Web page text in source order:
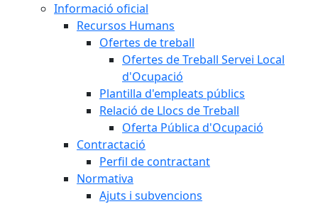
Informació oficial
Recursos Humans
Ofertes de treball
Ofertes de Treball Servei Local
d'Ocupació
Plantilla d'empleats públics
Relació de Llocs de Treball
Oferta Pública d'Ocupació
Contractació
Perfil de contractant
Normativa
Ajuts i subvencions